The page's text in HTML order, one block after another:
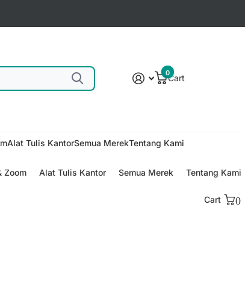
Cart
0
Alat Tulis KantorSemua MerekTentang Kami
Zoom Alat Tulis Kantor Semua Merek
Tentang Kami
Cart 0